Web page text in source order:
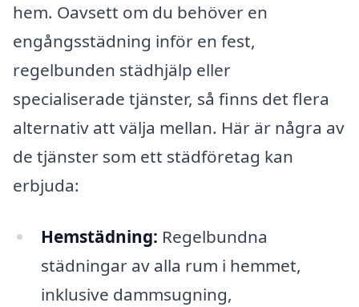
hem. Oavsett om du behöver en
engångsstädning inför en fest,
regelbunden städhjälp eller
specialiserade tjänster, så finns det flera
alternativ att välja mellan. Här är några av
de tjänster som ett städföretag kan
erbjuda:
Hemstädning: Regelbundna
städningar av alla rum i hemmet,
inklusive dammsugning,